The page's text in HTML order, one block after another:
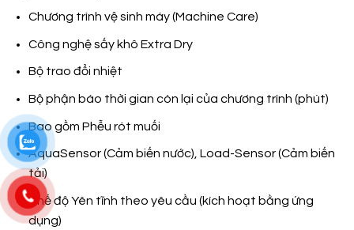
Chương trình vệ sinh máy (Machine Care)
Công nghệ sấy khô Extra Dry
Bộ trao đổi nhiệt
Bộ phận báo thời gian còn lại của chương trình (phút)
Bao gồm Phễu rót muối
AquaSensor (Cảm biến nước), Load-Sensor (Cảm biến
tải)
Chế độ Yên tĩnh theo yêu cầu (kích hoạt bằng ứng
dụng)